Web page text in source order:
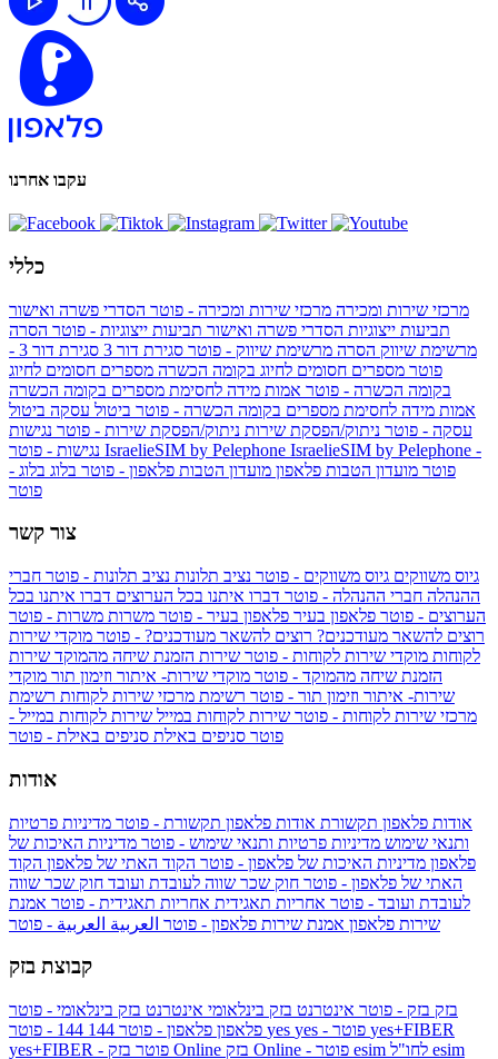
עקבו אחרנו
כללי
מרכזי שירות ומכירה מרכזי שירות ומכירה - פוטר הסדרי פשרה ואישור
תביעות ייצוגיות הסדרי פשרה ואישור תביעות ייצוגיות - פוטר הסרה
מרשימת שיווק הסרה מרשימת שיווק - פוטר סגירת דור 3
סגירת דור 3 -
פוטר מספרים חסומים לחיוג בקומה הכשרה מספרים חסומים לחיוג
בקומה הכשרה - פוטר אמות מידה לחסימת מספרים בקומה הכשרה
אמות מידה לחסימת מספרים בקומה הכשרה - פוטר ביטול עסקה ביטול
עסקה - פוטר ניתוק/הפסקת שירות ניתוק/הפסקת שירות - פוטר נגישות
IsraelieSIM by Pelephone IsraelieSIM by Pelephone -
פוטר מועדון הטבות פלאפון מועדון הטבות פלאפון - פוטר בלוג בלוג -
פוטר
צור קשר
גיוס משווקים גיוס משווקים - פוטר נציב תלונות נציב תלונות - פוטר חברי
ההנהלה חברי ההנהלה - פוטר דברו איתנו בכל הערוצים דברו איתנו בכל
הערוצים - פוטר פלאפון בעיר פלאפון בעיר - פוטר משרות משרות - פוטר
רוצים להשאר מעודכנים? רוצים להשאר מעודכנים? - פוטר מוקדי שירות
לקוחות מוקדי שירות לקוחות - פוטר שירות הזמנת שיחה מהמוקד שירות
הזמנת שיחה מהמוקד - פוטר מוקדי שירות- איתור וזימון תור מוקדי
שירות- איתור וזימון תור - פוטר רשימת מרכזי שירות לקוחות רשימת
מרכזי שירות לקוחות - פוטר שירות לקוחות במייל שירות לקוחות במייל -
פוטר סניפים באילת סניפים באילת - פוטר
אודות
אודות פלאפון תקשורת אודות פלאפון תקשורת - פוטר מדיניות פרטיות
ותנאי שימוש מדיניות פרטיות ותנאי שימוש - פוטר מדיניות האיכות של
פלאפון מדיניות האיכות של פלאפון - פוטר הקוד האתי של פלאפון הקוד
האתי של פלאפון - פוטר חוק שכר שווה לעובדת ועובד חוק שכר שווה
לעובדת ועובד - פוטר אחריות תאגידית אחריות תאגידית - פוטר אמנת
שירות פלאפון אמנת שירות פלאפון - פוטר العربية العربية - פוטר
קבוצת בזק
בזק בזק - פוטר אינטרנט בזק בינלאומי אינטרנט בזק בינלאומי - פוטר
פלאפון פלאפון - פוטר 144 yes
yes+FIBER
yes+FIBER - פוטר בזק Online esim